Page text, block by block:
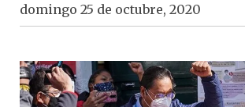
domingo 25 de octubre, 2020